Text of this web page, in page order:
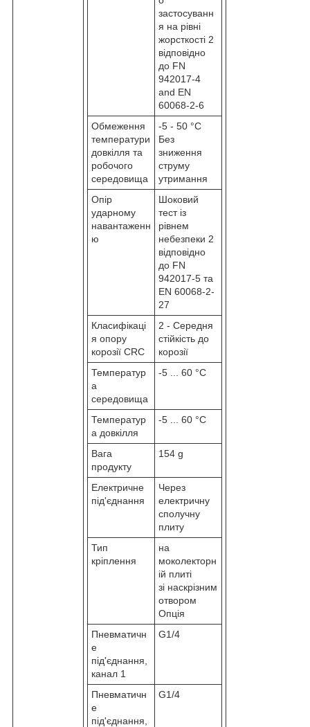
застосуванн
я на рівні
жорсткості 2
відповідно
до FN
942017-4
and EN
60068-2-6
Обмеження
температури
довкілля та
робочого
середовища
-5 - 50 °C
Без
зниження
струму
утримання
Опір
ударному
навантаженн
ю
Шоковий
тест із
рівнем
небезпеки 2
відповідно
до FN
942017-5 та
EN 60068-2-
27
Класифікаці
я опору
корозії CRC
2 - Середня
стійкість до
корозії
Температур
а
середовища
-5 ... 60 °C
Температур
а довкілля
-5 ... 60 °C
Вага
продукту
154 g
Електричне
під'єднання
Через
електричну
сполучну
плиту
Тип
кріплення
на
моколекторн
ій плиті
зі наскрізним
отвором
Опція
Пневматичн
е
під'єднання,
канал 1
G1/4
Пневматичн
е
під'єднання,
G1/4